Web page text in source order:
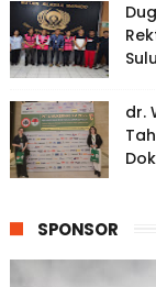
dr.
SPONSOR